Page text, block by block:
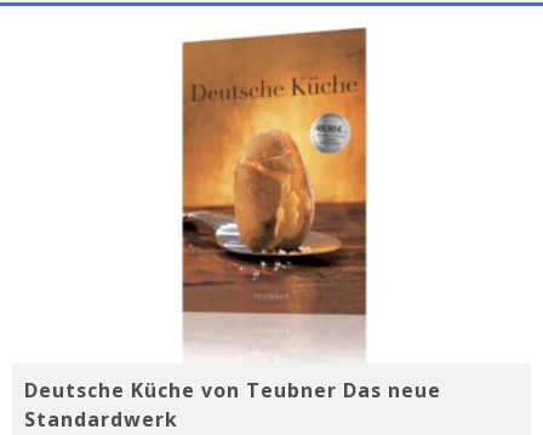
Deutsche Küche von Teubner Das neue
Standardwerk